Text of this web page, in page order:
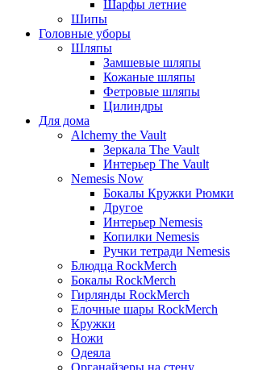
Шарфы летние
Шипы
Головные уборы
Шляпы
Замшевые шляпы
Кожаные шляпы
Фетровые шляпы
Цилиндры
Для дома
Alchemy the Vault
Зеркала The Vault
Интерьер The Vault
Nemesis Now
Бокалы Кружки Рюмки
Другое
Интерьер Nemesis
Копилки Nemesis
Ручки тетради Nemesis
Блюдца RockMerch
Бокалы RockMerch
Гирлянды RockMerch
Елочные шары RockMerch
Кружки
Ножи
Одеяла
Органайзеры на стену